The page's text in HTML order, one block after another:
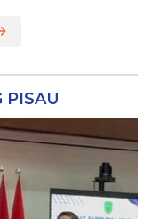
PISAU